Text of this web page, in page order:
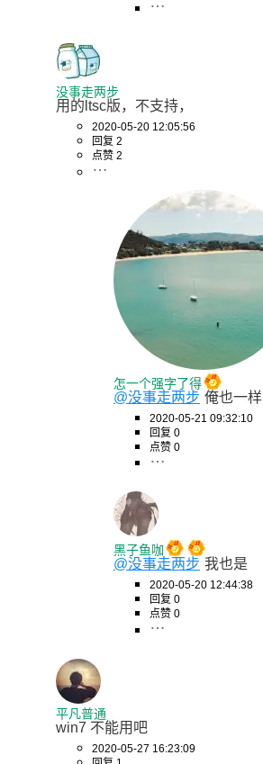
没事走两步
用的ltsc版，不支持，
2020-05-20 12:05:56
回复 2
点赞 2
怎一个强字了得
@没事走两步 俺也一样
2020-05-21 09:32:10
回复 0
点赞 0
黑子鱼咖
@没事走两步 我也是
2020-05-20 12:44:38
回复 0
点赞 0
平凡普通
win7 不能用吧
2020-05-27 16:23:09